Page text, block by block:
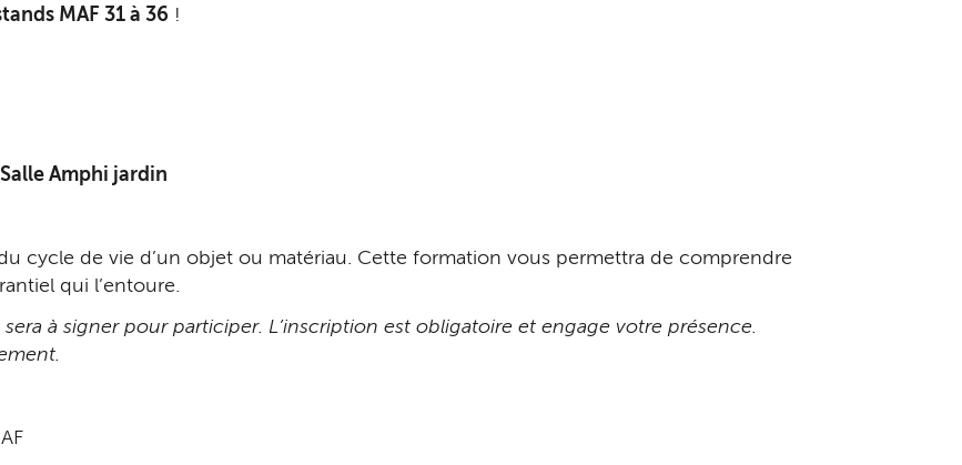
MAF 31 à 36 !
Amphi jardin
cycle de vie d’un objet ou matériau. Cette formation vous permettra de comprendre
qui l’entoure.
à signer pour participer. L’inscription est obligatoire et engage votre présence.